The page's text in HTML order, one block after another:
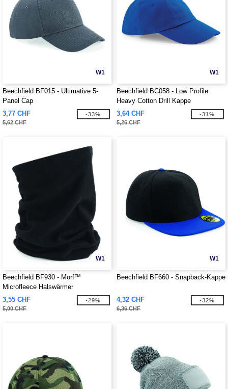
W1
Beechfield BF015 - Ultimative 5-
Panel Cap
3,77 CHF
5,62 CHF
-33%
W1
Beechfield BC058 - Low Profile
Heavy Cotton Drill Kappe
3,64 CHF
5,26 CHF
-31%
W1
Beechfield BF930 - Morf™
Microfleece Halswärmer
3,55 CHF
5,00 CHF
-29%
W1
Beechfield BF660 - Snapback-Kappe
4,32 CHF
6,36 CHF
-32%